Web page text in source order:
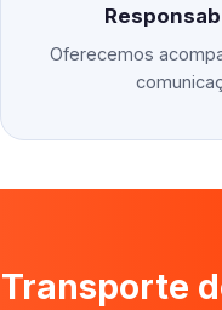
Oferecemos
Transporte